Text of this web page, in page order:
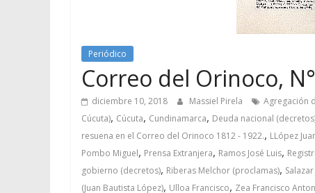
Periódico
Correo del Orinoco,
diciembre 10, 2018 Massiel Pirela Agregación
Cúcuta), Cúcuta, Cundinamarca, Deuda nacional
resuena en el Correo del Orinoco 1812 - 1922., LLópez
Pombo Miguel, Prensa Extranjera, Ramos José Luis,
gobierno (decretos), Riberas Melchor (proclamas),
(Juan Bautista López), Ulloa Francisco, Zea Francisco